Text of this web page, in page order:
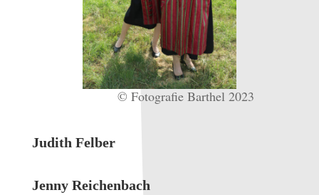
© Fotografie Barthel 2023
Judith Felber
Jenny Reichenbach